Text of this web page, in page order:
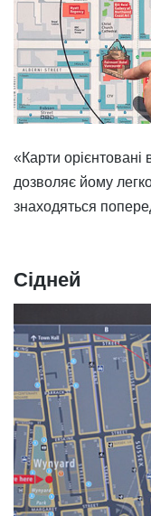
«Карти
дозволяє йому легко
знаходяться
Сідней